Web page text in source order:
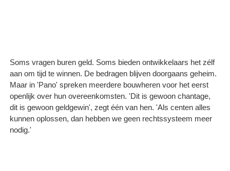
Soms vragen buren geld. Soms bieden ontwikkelaars het zélf
aan om tijd te winnen. De bedragen blijven doorgaans geheim.
Maar in 'Pano' spreken meerdere bouwheren voor het eerst
openlijk over hun overeenkomsten. 'Dit is gewoon chantage,
dit is gewoon geldgewin', zegt één van hen. 'Als centen alles
kunnen oplossen, dan hebben we geen rechtssysteem meer
nodig.'